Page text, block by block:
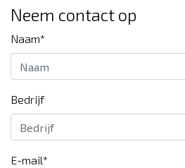
Neem contact op
Naam*
Bedrijf
E-mail*